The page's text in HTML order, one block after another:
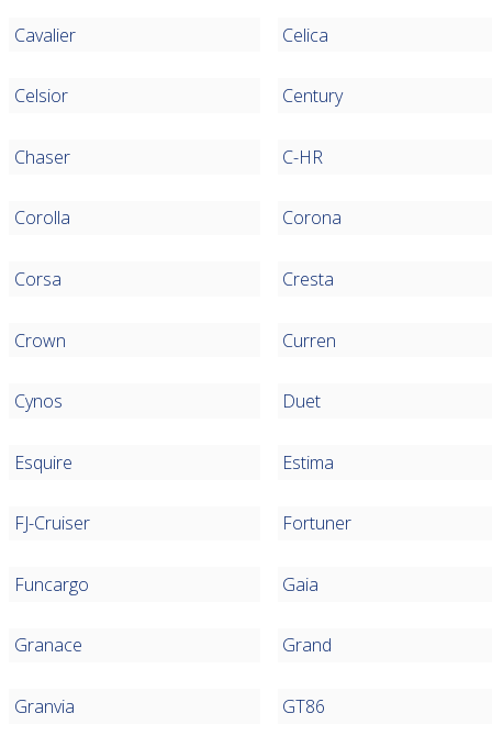
Cavalier Celica
Celsior Century
Chaser C-HR
Corolla Corona
Corsa Cresta
Crown Curren
Cynos Duet
Esquire Estima
FJ-Cruiser Fortuner
Funcargo Gaia
Granace Grand
Granvia GT86